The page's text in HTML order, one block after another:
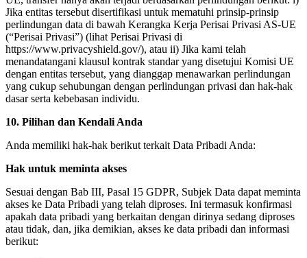
Jika entitas tersebut disertifikasi untuk mematuhi prinsip-prinsip
perlindungan data di bawah Kerangka Kerja Perisai Privasi AS-UE
(“Perisai Privasi”) (lihat Perisai Privasi di
https://www.privacyshield.gov/), atau ii) Jika kami telah
menandatangani klausul kontrak standar yang disetujui Komisi UE
dengan entitas tersebut, yang dianggap menawarkan perlindungan
yang cukup sehubungan dengan perlindungan privasi dan hak-hak
dasar serta kebebasan individu.
10. Pilihan dan Kendali Anda
Anda memiliki hak-hak berikut terkait Data Pribadi Anda:
Hak untuk meminta akses
Sesuai dengan Bab III, Pasal 15 GDPR, Subjek Data dapat meminta
akses ke Data Pribadi yang telah diproses. Ini termasuk konfirmasi
apakah data pribadi yang berkaitan dengan dirinya sedang diproses
atau tidak, dan, jika demikian, akses ke data pribadi dan informasi
berikut: